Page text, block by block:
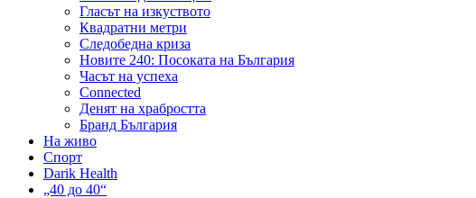
Гласът на изкуството
Квадратни метри
Следобедна криза
Новите 240: Посоката на България
Часът на успеха
Connected
Денят на храбростта
Бранд България
На живо
Спорт
Darik Health
„40 до 40“